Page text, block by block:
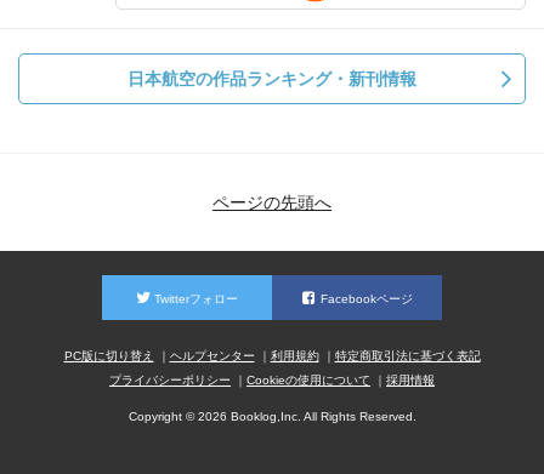
日本航空の作品ランキング・新刊情報
ページの先頭へ
Twitterフォロー Facebookページ
PC版に切り替え ヘルプセンター 利用規約
特定商取引法に基づく表記
プライバシーポリシー
Cookieの使用について 採用情報
Copyright © 2026 Booklog,Inc. All Rights Reserved.